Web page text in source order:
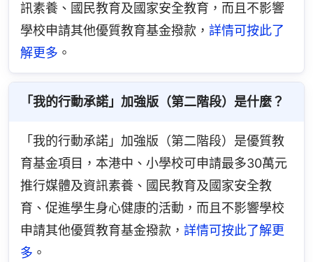
訊素養、國民教育及國家安全教育，而且不影響
學校申請其他優質教育基金撥款， 詳情可按此了
解更多 。
「我的行動承諾」加強版（第二階段）是什麼？
「我的行動承諾」加強版（第二階段）是優質教
育基金項目，本港中、小學校可申請最多30萬元
推行媒體及資訊素養、國民教育及國家安全教
育、促進學生身心健康的活動，而且不影響學校
申請其他優質教育基金撥款， 詳情可按此了解更
多 。